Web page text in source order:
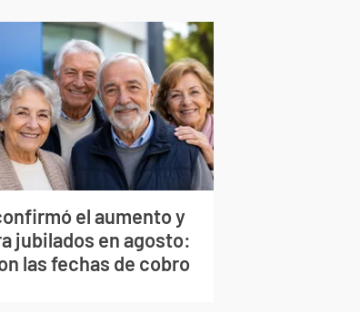
el aumento y
jubilados en agosto:
las fechas de cobro